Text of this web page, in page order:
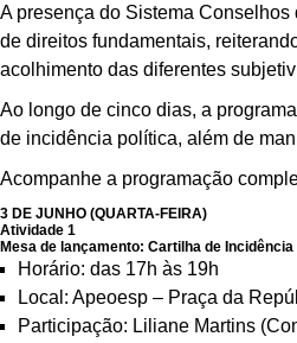
A presença do Sistema
de direitos fundamentais,
acolhimento das diferentes
Ao longo de cinco dias, a
de incidência política, além de
Acompanhe a programação
3 DE JUNHO (QUARTA-FEIRA)
Atividade 1
Mesa de lançamento: Cartilha de
Horário: das 17h às 19h
Local: Apeoesp – Praça da
Participação: Liliane Martins